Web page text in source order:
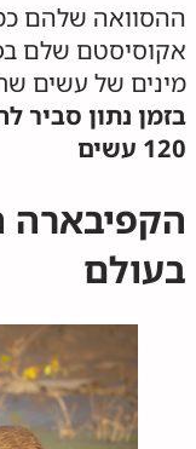
ההסוואה שלהם
אקוסיסטם שלם
מינים של עשים
בזמן נתון סביר
120 עשים
הקפיבארה
בעולם